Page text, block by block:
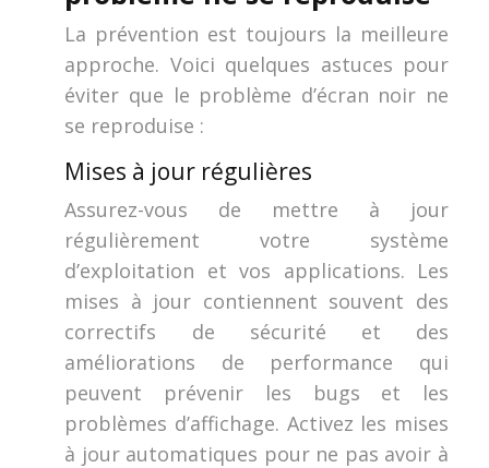
La prévention est toujours la meilleure
approche. Voici quelques astuces pour
éviter que le problème d’écran noir ne
se reproduise :
Mises à jour régulières
Assurez-vous de mettre à jour
régulièrement votre système
d’exploitation et vos applications. Les
mises à jour contiennent souvent des
correctifs de sécurité et des
améliorations de performance qui
peuvent prévenir les bugs et les
problèmes d’affichage. Activez les mises
à jour automatiques pour ne pas avoir à